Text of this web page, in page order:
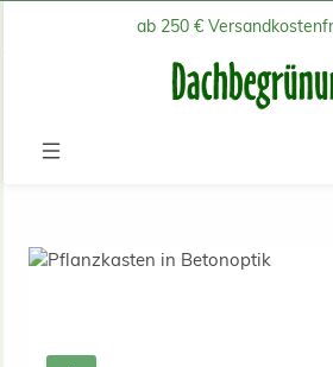
Zum Hauptinhalt springen
ab 250 €
Bildergalerie überspringen